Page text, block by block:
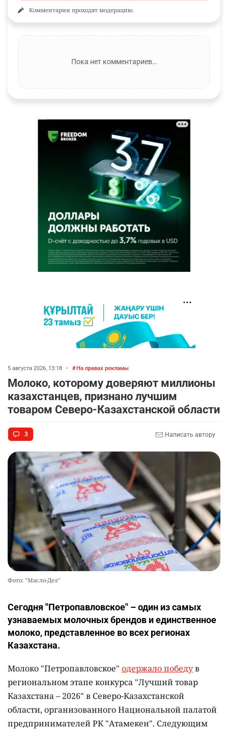
Комментарии проходят модерацию.
Пока нет комментариев…
5 августа 2026, 13:18 • На правах рекламы
Молоко, которому доверяют миллионы
казахстанцев, признано лучшим
товаром Северо-Казахстанской области
3 Написать автору
Фото: "Масло-Дел"
Сегодня "Петропавловское" – один из самых
узнаваемых молочных брендов и единственное
молоко, представленное во всех регионах
Казахстана.
Молоко "Петропавловское" одержало победув
региональном этапе конкурса "Лучший товар
Казахстана – 2026" в Северо-Казахстанской
области, организованного Национальной палатой
предпринимателей РК "Атамекен". Следующим